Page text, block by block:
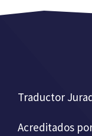
Traductor
Acreditados